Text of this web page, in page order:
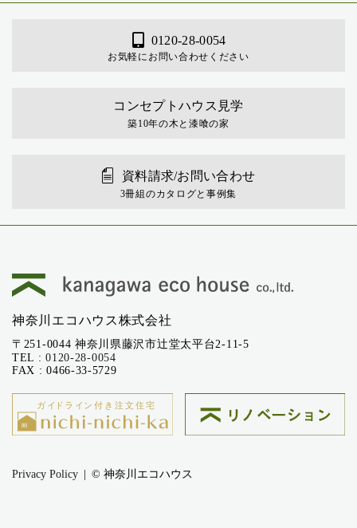
0120-28-0054
お気軽にお問い合わせください
コンセプトハウス見学
築10年の木と漆喰の家
資料請求/お問い合わせ
3冊組のカタログと事例集
神奈川エコハウス株式会社
〒251-0044 神奈川県藤沢市辻堂太平台2-11-5
TEL :0120-28-0054
FAX : 0466-33-5729
Privacy Policy © 神奈川エコハウス